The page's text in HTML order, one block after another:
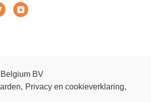
BV
Privacy en cookieverklaring